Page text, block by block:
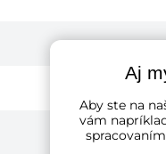
Aj
Aby ste na
vám